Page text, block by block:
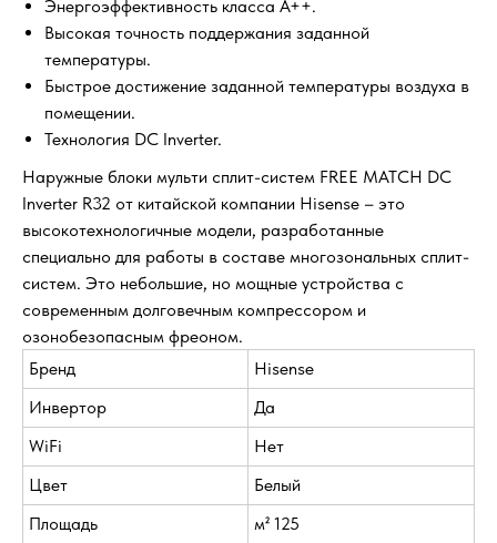
Энергоэффективность класса А++.
Высокая точность поддержания заданной
температуры.
Быстрое достижение заданной температуры воздуха в
помещении.
Технология DC Inverter.
Наружные блоки мульти сплит-систем FREE MATCH DC
Inverter R32 от китайской компании Hisense – это
высокотехнологичные модели, разработанные
специально для работы в составе многозональных сплит-
систем. Это небольшие, но мощные устройства с
современным долговечным компрессором и
озонобезопасным фреоном.
Бренд
Hisense
Инвертор
Да
WiFi
Нет
Цвет
Белый
Площадь
м² 125